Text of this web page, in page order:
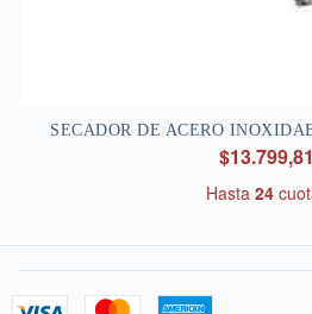
SECADOR DE ACERO
$13.799,81
Hasta 24